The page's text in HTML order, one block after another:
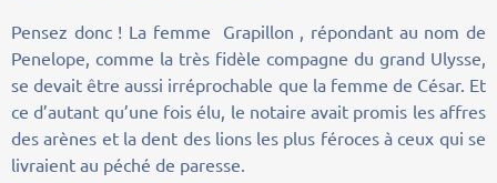
Pensez donc ! La femme Grapillon , répondant au nom de
Penelope, comme la très fidèle compagne du grand Ulysse,
se devait être aussi irréprochable que la femme de César. Et
ce d’autant qu’une fois élu, le notaire avait promis les affres
des arènes et la dent des lions les plus féroces à ceux qui se
livraient au péché de paresse.